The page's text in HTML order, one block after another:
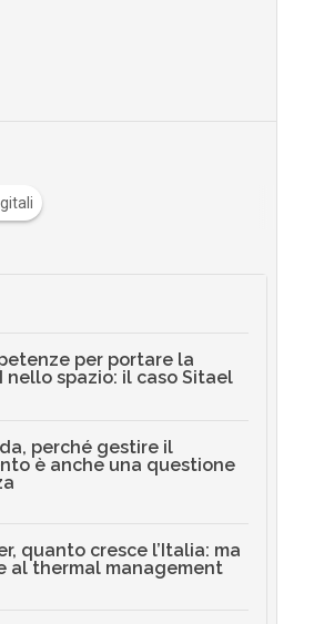
per portare la
nello spazio: il caso Sitael
perché gestire il
è anche una questione
quanto cresce l’Italia: ma
al thermal management